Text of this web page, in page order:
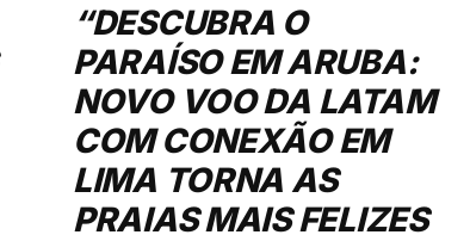
“DESCUBRA O
PARAÍSO EM ARUBA:
NOVO VOO DA LATAM
COM CONEXÃO EM
LIMA TORNA AS
PRAIAS MAIS FELIZES